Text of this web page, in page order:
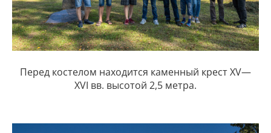
Перед костелом находится каменный крест XV—
XVI вв. высотой 2,5 метра.